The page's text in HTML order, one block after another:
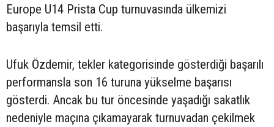
Europe U14 Prista Cup turnuvasında ülkemizi
başarıyla temsil etti.
Ufuk Özdemir, tekler kategorisinde gösterdiği başarılı
performansla son 16 turuna yükselme başarısı
gösterdi. Ancak bu tur öncesinde yaşadığı sakatlık
nedeniyle maçına çıkamayarak turnuvadan çekilmek